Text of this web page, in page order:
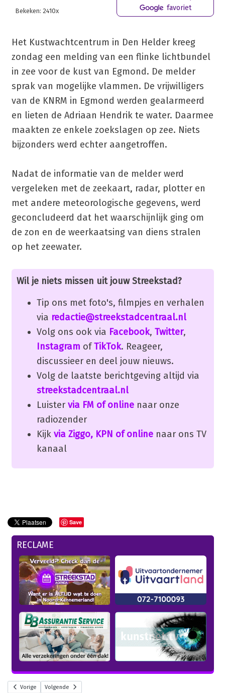
Bekeken: 2410x
favoriet
Het Kustwachtcentrum in Den Helder kreeg
zondag een melding van een flinke lichtbundel
in zee voor de kust van Egmond. De melder
sprak van mogelijke vlammen. De vrijwilligers
van de KNRM in Egmond werden gealarmeerd
en lieten de Adriaan Hendrik te water. Daarmee
maakten ze enkele zoekslagen op zee. Niets
bijzonders werd echter aangetroffen.
Nadat de informatie van de melder werd
vergeleken met de zeekaart, radar, plotter en
met andere meteorologische gegevens, werd
geconcludeerd dat het waarschijnlijk ging om
de zon en de weerkaatsing van diens stralen
op het zeewater.
Wil je niets missen uit jouw Streekstad?
Tip ons met foto's, filmpjes en verhalen
via redactie@streekstadcentraal.nl
Volg ons ook via Facebook, Twitter,
Instagram ofTikTok. Reageer,
discussieer en deel jouw nieuws.
Volg de laatste berichtgeving altijd via
streekstadcentraal.nl
Luister via FM of onlinenaar onze
radiozender
Kijk via Ziggo, KPN of onlinenaar ons TV
kanaal
Save
RECLAME
Vorige Volgende